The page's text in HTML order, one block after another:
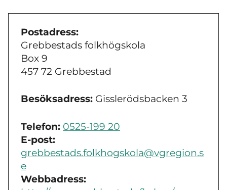
Postadress:
Grebbestads folkhögskola
Box 9
457 72 Grebbestad
Besöksadress: Gisslerödsbacken 3
Telefon: 0525-199 20
E-post:
grebbestads.folkhogskola@vgregion.s
e
Webbadress: